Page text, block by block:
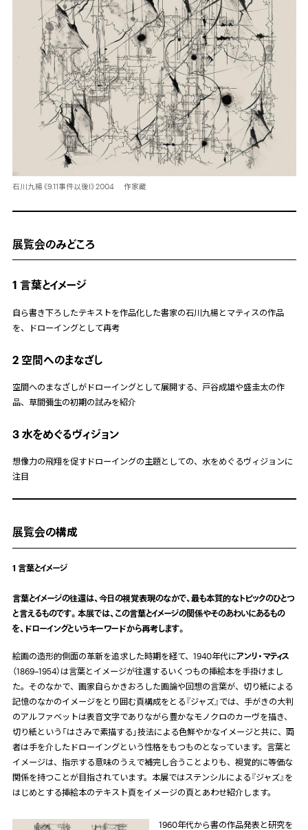
石川九楊《9.11事件以後Ⅰ》2004 作家蔵
展覧会のみどころ
1 言葉とイメージ
自ら書き下ろしたテキストを作品化した書家の石川九楊とマティスの作品
を、ドローイングとして再考
2 空間へのまなざし
空間へのまなざしがドローイングとして展開する、戸谷成雄や盛圭太の作
品、草間彌生の初期の試みを紹介
3 水をめぐるヴィジョン
想像力の飛翔を促すドローイングの主題としての、水をめぐるヴィジョンに
注目
展覧会の構成
1 言葉とイメージ
言葉とイメージの往還は、今日の視覚表現のなかで、最も本質的なトピックのひとつ
と言えるものです。本展では、この言葉とイメージの関係やそのあわいにあるもの
を、ドローイングというキーワードから再考します。
絵画の造形的側面の革新を追求した時期を経て、1940年代にアンリ・マティス
（1869–1954）は言葉とイメージが往還するいくつもの挿絵本を手掛けまし
た。そのなかで、画家自らかきおろした画論や回想の言葉が、切り紙による
記憶のなかのイメージをとり囲む頁構成をとる『ジャズ』では、手がきの大判
のアルファベットは表音文字でありながら豊かなモノクロのカーヴを描き、
切り紙という「はさみで素描する」技法による色鮮やかなイメージと共に、両
者は手を介したドローイングという性格をもつものとなっています。言葉と
イメージは、指示する意味のうえで補完し合うことよりも、視覚的に等価な
関係を持つことが目指されています。本展ではステンシルによる『ジャズ』を
はじめとする挿絵本のテキスト頁をイメージの頁とあわせ紹介します。
1960年代から書の作品発表と研究を